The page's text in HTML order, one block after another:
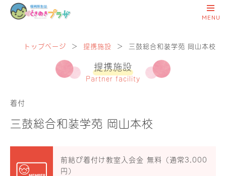
トップページ ＞ 提携施設 ＞ 三鼓総合和装学苑 岡山本校
提携施設
Partner facility
着付
三鼓総合和装学苑 岡山本校
前結び着付け教室入会金 無料（通常3,000
円）